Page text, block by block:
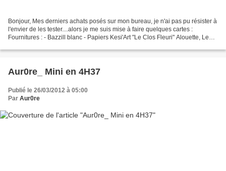
Bonjour, Mes derniers achats posés sur mon bureau, je n'ai pas pu résister à
l'envier de les tester....alors je me suis mise à faire quelques cartes :
Fournitures : - Bazzill blanc - Papiers Kesi'Art "Le Clos Fleuri" Alouette, Le
Aur0re_ Mini en 4H37
Publié le 26/03/2012 à 05:00
Par Aur0re